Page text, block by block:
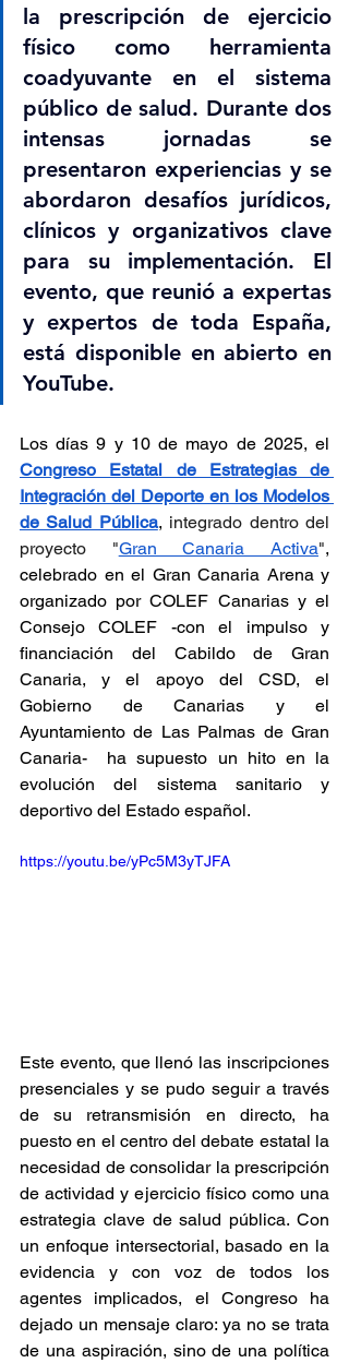
la prescripción de ejercicio
físico como herramienta
coadyuvante en el sistema
público de salud. Durante dos
intensas jornadas se
presentaron experiencias y se
abordaron desafíos jurídicos,
clínicos y organizativos clave
para su implementación. El
evento, que reunió a expertas
y expertos de toda España,
está disponible en abierto en
YouTube.
Congreso Estatal de Estrategias de
Integración del Deporte en los Modelos
de Salud Pública, integrado dentro del
proyecto "Gran Canaria Activa",
celebrado en el Gran Canaria Arena y
organizado por COLEF Canarias y el
Consejo COLEF -con el impulso y
financiación del Cabildo de Gran
Canaria, y el apoyo del CSD, el
Gobierno de Canarias y el
Ayuntamiento de Las Palmas de Gran
Canaria-  ha supuesto un hito en la
evolución del sistema sanitario y
deportivo del Estado español.
https://youtu.be/yPc5M3yTJFA
Este evento, que llenó las inscripciones
presenciales y se pudo seguir a través
de su retransmisión en directo, ha
puesto en el centro del debate estatal la
necesidad de consolidar la prescripción
de actividad y ejercicio físico como una
estrategia clave de salud pública. Con
un enfoque intersectorial, basado en la
evidencia y con voz de todos los
agentes implicados, el Congreso ha
dejado un mensaje claro: ya no se trata
de una aspiración, sino de una política